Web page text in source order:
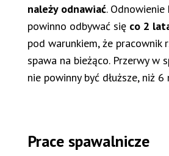
należy odnawiać.
powinno odbywać się co 2
pod warunkiem, że pracownik
spawa na bieżąco. Przerwy w
nie powinny być dłuższe, niż 6
Prace spawalnicze